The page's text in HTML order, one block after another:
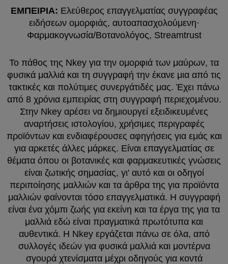
ΕΜΠΕΙΡΙΑ: Ελεύθερος επαγγελματίας συγγραφέας
ειδήσεων ομορφιάς, αυτοαπασχολούμενη·
Φαρμακογνωσία/Βοτανολόγος, Streamtrust
Το πάθος της Nkey για την ομορφιά των μαύρων, τα
φυσικά μαλλιά και τη συγγραφή την έκανε μια από τις
τακτικές και πολύτιμες συνεργάτιδές μας. Έχει πάνω
από 8 χρόνια εμπειρίας στη συγγραφή περιεχομένου.
Στην Nkey αρέσει να δημιουργεί εξειδικευμένες
αναρτήσεις ιστολογίου, χρήσιμες περιγραφές
προϊόντων και ενδιαφέρουσες αφηγήσεις για εμάς και
για αρκετές άλλες μάρκες. Είναι επαγγελματίας σε
θέματα όπου οι βοτανικές και φαρμακευτικές γνώσεις
είναι ζωτικής σημασίας, γι' αυτό και οι οδηγοί
περιποίησης μαλλιών και τα άρθρα της για προϊόντα
μαλλιών φαίνονται τόσο επαγγελματικά. Η συγγραφή
είναι ένα χόμπι ζωής για εκείνη και τα έργα της για τα
μαλλιά εδώ είναι πραγματικά πρωτότυπα και
αυθεντικά. Η Nkey εργάζεται πάνω σε όλα, από
συλλογές ιδεών για φυσικά μαλλιά και μοντέρνα
σγουρά χτενίσματα μέχρι οδηγούς για κοντά